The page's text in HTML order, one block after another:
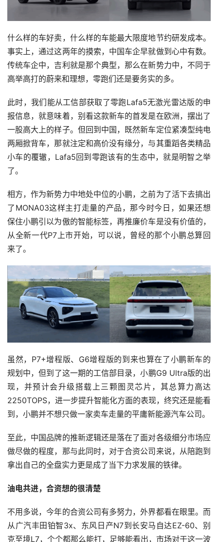
什么样的车好卖，什么样的车能最大限度地节约研发成本。
事实上，通过这两年的摸索，中国车企早就做到心中有数。
传统车企中，吉利就是那个典型，那么在新势力中，不同于
高举高打的蔚来和理想，零跑们还是要务实的多。
此时，我们能从工信部获取了零跑Lafa5无激光雷达版的申
报信息，就意味着，别看这款新车的首发是在欧洲，摆出了
一股高大上的样子。但回到中国，既然新车定位紧凑型纯电
两厢掀背车，那就注定和高价没有缘分，与其重蹈各类精品
小车的覆辙，Lafa5回到零跑该有的生态中，就是明智之举
了。
相方，作为新势力中地处中位的小鹏，之前为了活下去搞出
了MONA03这样主打走量的产品，那今时今日，如果还想
保住小鹏引以为傲的智能标签，再推廉价车是没有价值的，
从全新一代P7上市开始，可以说，曾经的那个小鹏总算回
来了。
虽然，P7+增程版、G6增程版的到来也算在了小鹏新车的
规划中，但到了这一期的工信部目录，小鹏G9 Ultra版的出
现，并预计会升级搭载上三颗图灵芯片，其总算力高达
2250TOPS，进一步提升智能化方面的表现，终究还是能看
到，小鹏并不想只做一家卖车走量的平庸新能源汽车公司。
至此，中国品牌的推新逻辑还是落在了面对各级细分市场应
做尽做的程度，那与此同时，对于合资公司来说，从陪跑到
拿出自己的全盘实力更是成了当下力求发展的铁律。
油电共进，合资想的很清楚
不用多说，今年的合资公司有多努力，外界都看在眼里。而
从广汽丰田铂智3x、东风日产N7到长安马自达EZ-60、别
克至境L7，个个都那么能打，足够能看出，市场对于这一波